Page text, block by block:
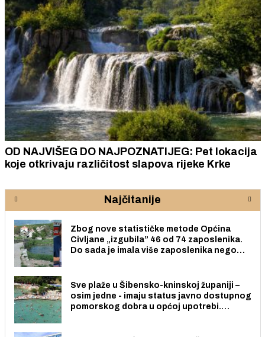
OD NAJVIŠEG DO NAJPOZNATIJEG: Pet lokacija
koje otkrivaju različitost slapova rijeke Krke
Najčitanije
Zbog nove statističke metode Općina
Civljane „izgubila” 46 od 74 zaposlenika.
Do sada je imala više zaposlenika nego
Sve plaže u Šibensko-kninskoj županiji –
osim jedne - imaju status javno dostupnog
pomorskog dobra u općoj upotrebi.